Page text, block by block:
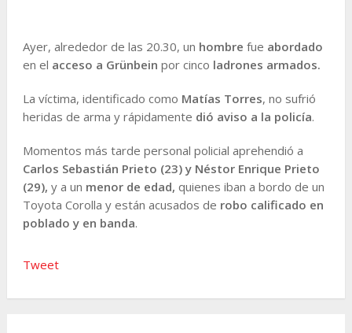
Ayer, alrededor de las 20.30, un hombre fue abordado
en el acceso a Grünbein por cinco ladrones armados.
La víctima, identificado como Matías Torres, no sufrió
heridas de arma y rápidamente dió aviso a la policía.
Momentos más tarde personal policial aprehendió a
Carlos Sebastián Prieto (23) y Néstor Enrique Prieto
(29), y a un menor de edad, quienes iban a bordo de un
Toyota Corolla y están acusados de robo calificado en
poblado y en banda.
Tweet